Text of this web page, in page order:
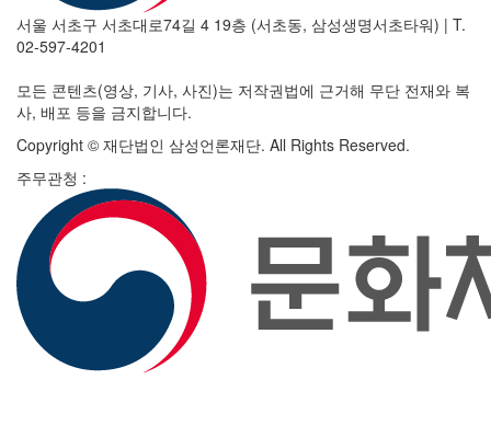
서울 서초구 서초대로74길 4 19층 (서초동, 삼성생명서초타워) | T.
02-597-4201
모든 콘텐츠(영상, 기사, 사진)는 저작권법에 근거해 무단 전재와 복
사, 배포 등을 금지합니다.
Copyright © 재단법인 삼성언론재단. All Rights Reserved.
주무관청 :